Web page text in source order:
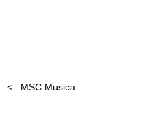
<– MSC Musica